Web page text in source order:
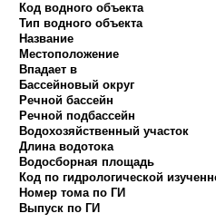
Код водного объекта
Тип водного объекта
Название
Местоположение
Впадает в
Бассейновый округ
Речной бассейн
Речной подбассейн
Водохозяйственный участок
Длина водотока
Водосборная площадь
Код по гидрологической
Номер тома по ГИ
Выпуск по ГИ